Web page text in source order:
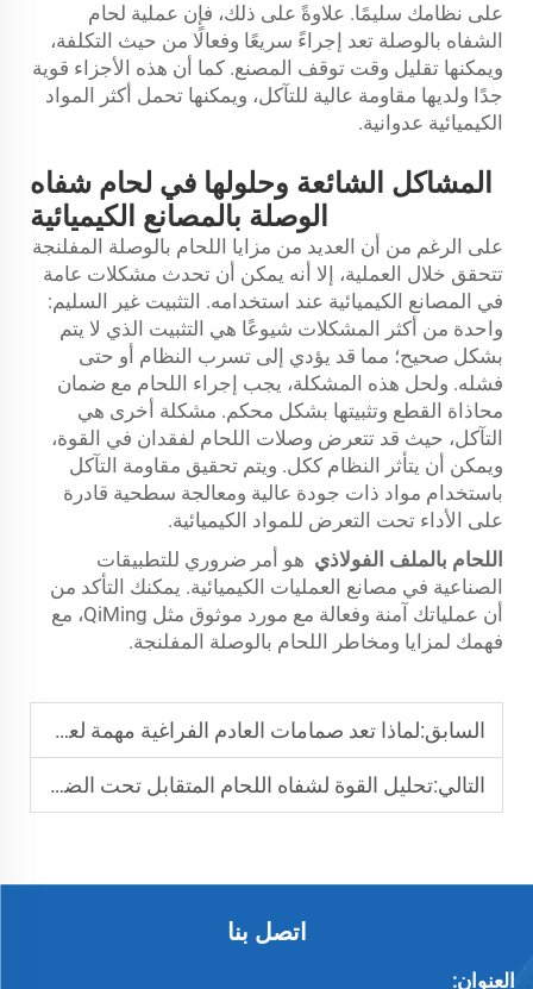
على نظامك سليمًا. علاوةً على ذلك، فإن عملية لحام
الشفاه بالوصلة تعد إجراءً سريعًا وفعالًا من حيث التكلفة،
ويمكنها تقليل وقت توقف المصنع. كما أن هذه الأجزاء قوية
جدًا ولديها مقاومة عالية للتآكل، ويمكنها تحمل أكثر المواد
الكيميائية عدوانية.
المشاكل الشائعة وحلولها في لحام شفاه
الوصلة بالمصانع الكيميائية
على الرغم من أن العديد من مزايا اللحام بالوصلة المفلنجة
تتحقق خلال العملية، إلا أنه يمكن أن تحدث مشكلات عامة
في المصانع الكيميائية عند استخدامه. التثبيت غير السليم:
واحدة من أكثر المشكلات شيوعًا هي التثبيت الذي لا يتم
بشكل صحيح؛ مما قد يؤدي إلى تسرب النظام أو حتى
فشله. ولحل هذه المشكلة، يجب إجراء اللحام مع ضمان
محاذاة القطع وتثبيتها بشكل محكم. مشكلة أخرى هي
التآكل، حيث قد تتعرض وصلات اللحام لفقدان في القوة،
ويمكن أن يتأثر النظام ككل. ويتم تحقيق مقاومة التآكل
باستخدام مواد ذات جودة عالية ومعالجة سطحية قادرة
على الأداء تحت التعرض للمواد الكيميائية.
اللحام بالملف الفولاذي هو أمر ضروري للتطبيقات
الصناعية في مصانع العمليات الكيميائية. يمكنك التأكد من
أن عملياتك آمنة وفعالة مع مورد موثوق مثل QiMing، مع
فهمك لمزايا ومخاطر اللحام بالوصلة المفلنجة.
السابق:لماذا تعد صمامات العادم الفراغية مهمة لعمليات الغرف النظيفة
التالي:تحليل القوة لشفاه اللحام المتقابل تحت الضغط
اتصل بنا
العنوان: